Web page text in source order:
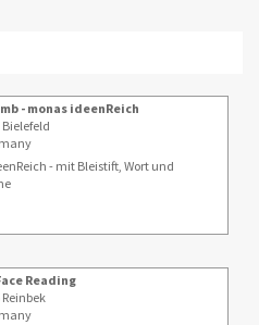
- monas ideenReich
Bielefeld
- mit Bleistift, Wort und
Reading